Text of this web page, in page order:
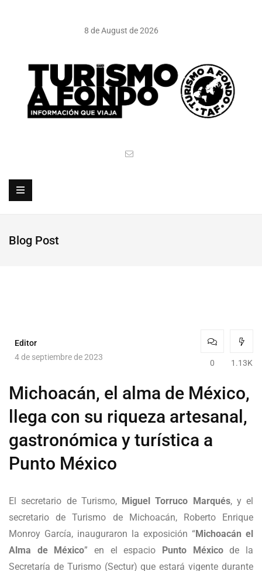
8 de August de 2026
Blog Post
Editor
4 de septiembre de 2023
0 1.13K
Michoacán, el alma de México,
llega con su riqueza artesanal,
gastronómica y turística a
Punto México
El secretario de Turismo, Miguel Torruco Marqués, y el
secretario de Turismo de Michoacán, Roberto Enrique
Monroy García, inauguraron la exposición “Michoacán el
Alma de México” en el espacio Punto Méxicode la
Secretaría de Turismo (Sectur) que estará vigente durante